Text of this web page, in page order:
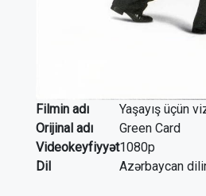
Filmin adı
Yaşayış üçün
Orijinal adı
Green Card
Videokeyfiyyət1080p
Dil
Azərbaycan